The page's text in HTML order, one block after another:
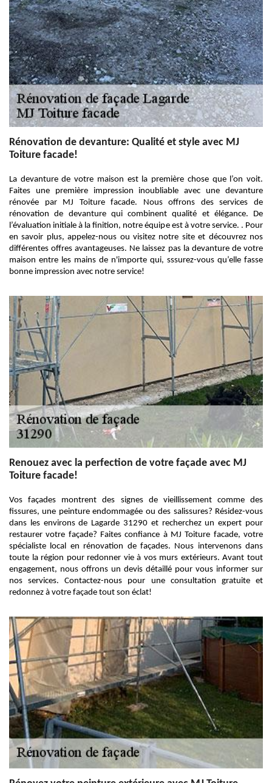
Rénovation de devanture: Qualité et style avec MJ
Toiture facade!
La devanture de votre maison est la première chose que l’on voit.
Faites une première impression inoubliable avec une devanture
rénovée par MJ Toiture facade. Nous offrons des services de
rénovation de devanture qui combinent qualité et élégance. De
l’évaluation initiale à la finition, notre équipe est à votre service. . Pour
en savoir plus, appelez-nous ou visitez notre site et découvrez nos
différentes offres avantageuses. Ne laissez pas la devanture de votre
maison entre les mains de n'importe qui, sssurez-vous qu’elle fasse
bonne impression avec notre service!
Renouez avec la perfection de votre façade avec MJ
Toiture facade!
Vos façades montrent des signes de vieillissement comme des
fissures, une peinture endommagée ou des salissures? Résidez-vous
dans les environs de Lagarde 31290 et recherchez un expert pour
restaurer votre façade? Faites confiance à MJ Toiture facade, votre
spécialiste local en rénovation de façades. Nous intervenons dans
toute la région pour redonner vie à vos murs extérieurs. Avant tout
engagement, nous offrons un devis détaillé pour vous informer sur
nos services. Contactez-nous pour une consultation gratuite et
redonnez à votre façade tout son éclat!